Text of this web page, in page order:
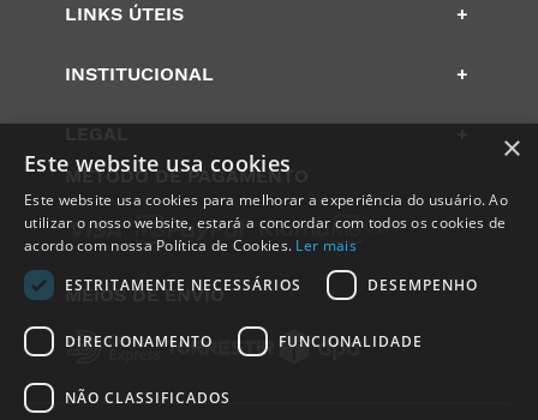
LINKS ÚTEIS +
INSTITUCIONAL +
METODO DE PAGAMENTO
MEIOS DE ENVIO
×
Este website usa cookies
Este website usa cookies para melhorar a experiência do usuário. Ao
utilizar o nosso website, estará a concordar com todos os cookies de
acordo com nossa Política de Cookies. Ler mais
ESTRITAMENTE NECESSÁRIOS
DESEMPENHO
DIRECIONAMENTO FUNCIONALIDADE
NÃO CLASSIFICADOS
Alguém deEstarreja